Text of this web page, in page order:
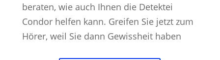
beraten, wie auch Ihnen die Detektei
Condor helfen kann. Greifen Sie jetzt zum
Hörer, weil Sie dann Gewissheit haben